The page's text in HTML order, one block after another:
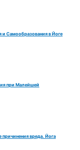
и Самообразования в Йоге
при Малейшей
вреда. Йога